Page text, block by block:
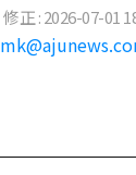
修正 : 2026-07-01